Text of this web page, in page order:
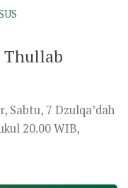
Thullab
Sabtu, 7 Dzulqa’dah
20.00 WIB,